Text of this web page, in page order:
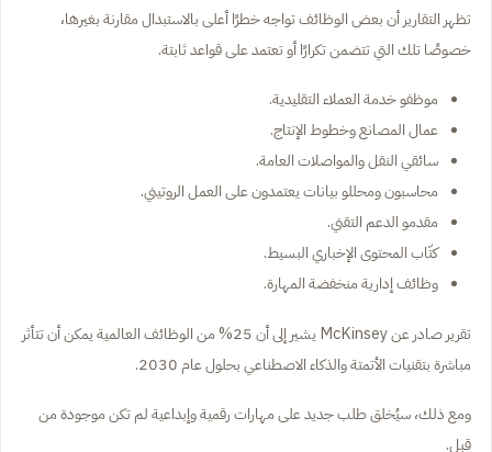
تظهر التقارير أن بعض الوظائف تواجه خطرًا أعلى بالاستبدال مقارنة بغيرها،
خصوصًا تلك التي تتضمن تكرارًا أو تعتمد على قواعد ثابتة.
موظفو خدمة العملاء التقليدية.
عمال المصانع وخطوط الإنتاج.
سائقي النقل والمواصلات العامة.
محاسبون ومحللو بيانات يعتمدون على العمل الروتيني.
مقدمو الدعم التقني.
كتّاب المحتوى الإخباري البسيط.
وظائف إدارية منخفضة المهارة.
تقرير صادر عن McKinsey يشير إلى أن 25% من الوظائف العالمية يمكن أن تتأثر
مباشرة بتقنيات الأتمتة والذكاء الاصطناعي بحلول عام 2030.
ومع ذلك، سيُخلق طلب جديد على مهارات رقمية وإبداعية لم تكن موجودة من
قبل.